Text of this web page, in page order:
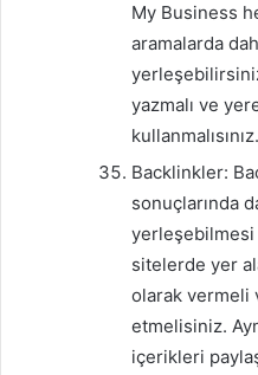
My Business
aramalarda
yazmalı ve
kullanmalısınız.
Backlinkler:
sonuçlarında
sitelerde yer
olarak vermeli
etmelisiniz.
içerikleri